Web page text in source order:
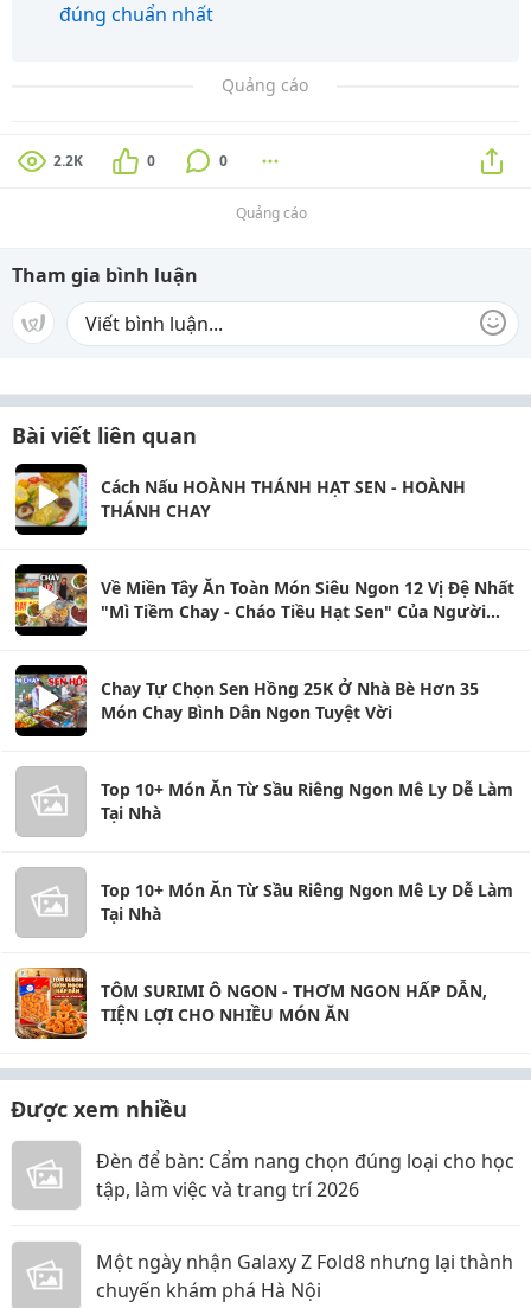
đúng chuẩn nhất
Quảng cáo
2.2K 0 0
Quảng cáo
Tham gia bình luận
Bài viết liên quan
Cách Nấu HOÀNH THÁNH HẠT SEN - HOÀNH
THÁNH CHAY
Về Miền Tây Ăn Toàn Món Siêu Ngon 12 Vị Đệ Nhất
"Mì Tiềm Chay - Cháo Tiều Hạt Sen" Của Người
Chay Tự Chọn Sen Hồng 25K Ở Nhà Bè Hơn 35
Món Chay Bình Dân Ngon Tuyệt Vời
Top 10+ Món Ăn Từ Sầu Riêng Ngon Mê Ly Dễ Làm
Tại Nhà
Top 10+ Món Ăn Từ Sầu Riêng Ngon Mê Ly Dễ Làm
Tại Nhà
TÔM SURIMI Ô NGON - THƠM NGON HẤP DẪN,
TIỆN LỢI CHO NHIỀU MÓN ĂN
Được xem nhiều
Đèn để bàn: Cẩm nang chọn đúng loại cho học
tập, làm việc và trang trí 2026
Một ngày nhận Galaxy Z Fold8 nhưng lại thành
chuyến khám phá Hà Nội